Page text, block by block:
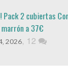
Pack 2 cubiertas
a 37€
2026, 12